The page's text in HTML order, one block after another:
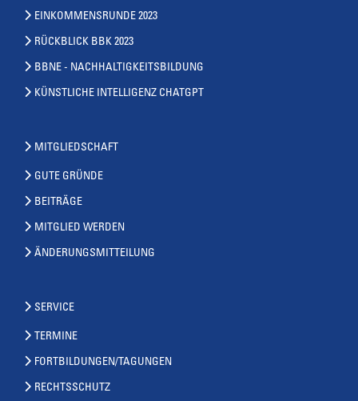
EINKOMMENSRUNDE 2023
RÜCKBLICK BBK 2023
BBNE - NACHHALTIGKEITSBILDUNG
KÜNSTLICHE INTELLIGENZ CHATGPT
MITGLIEDSCHAFT
GUTE GRÜNDE
BEITRÄGE
MITGLIED WERDEN
ÄNDERUNGSMITTEILUNG
SERVICE
TERMINE
FORTBILDUNGEN/TAGUNGEN
RECHTSSCHUTZ